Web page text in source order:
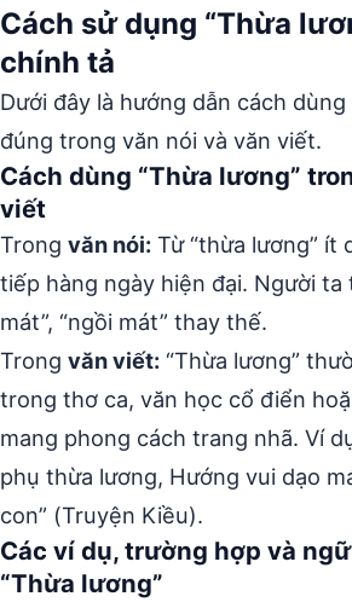
Cách sử dụng “Thừa
chính tả
Dưới đây là hướng dẫn cách
đúng trong văn nói và văn viết.
Cách dùng “Thừa lương”
viết
Trong văn nói: Từ “thừa lương” ít
tiếp hàng ngày hiện đại. Người ta
mát”, “ngồi mát” thay thế.
Trong văn viết: “Thừa lương”
trong thơ ca, văn học cổ điển
mang phong cách trang nhã. Ví
phụ thừa lương, Hướng vui dạo
con” (Truyện Kiều).
Các ví dụ, trường hợp và
“Thừa lương”